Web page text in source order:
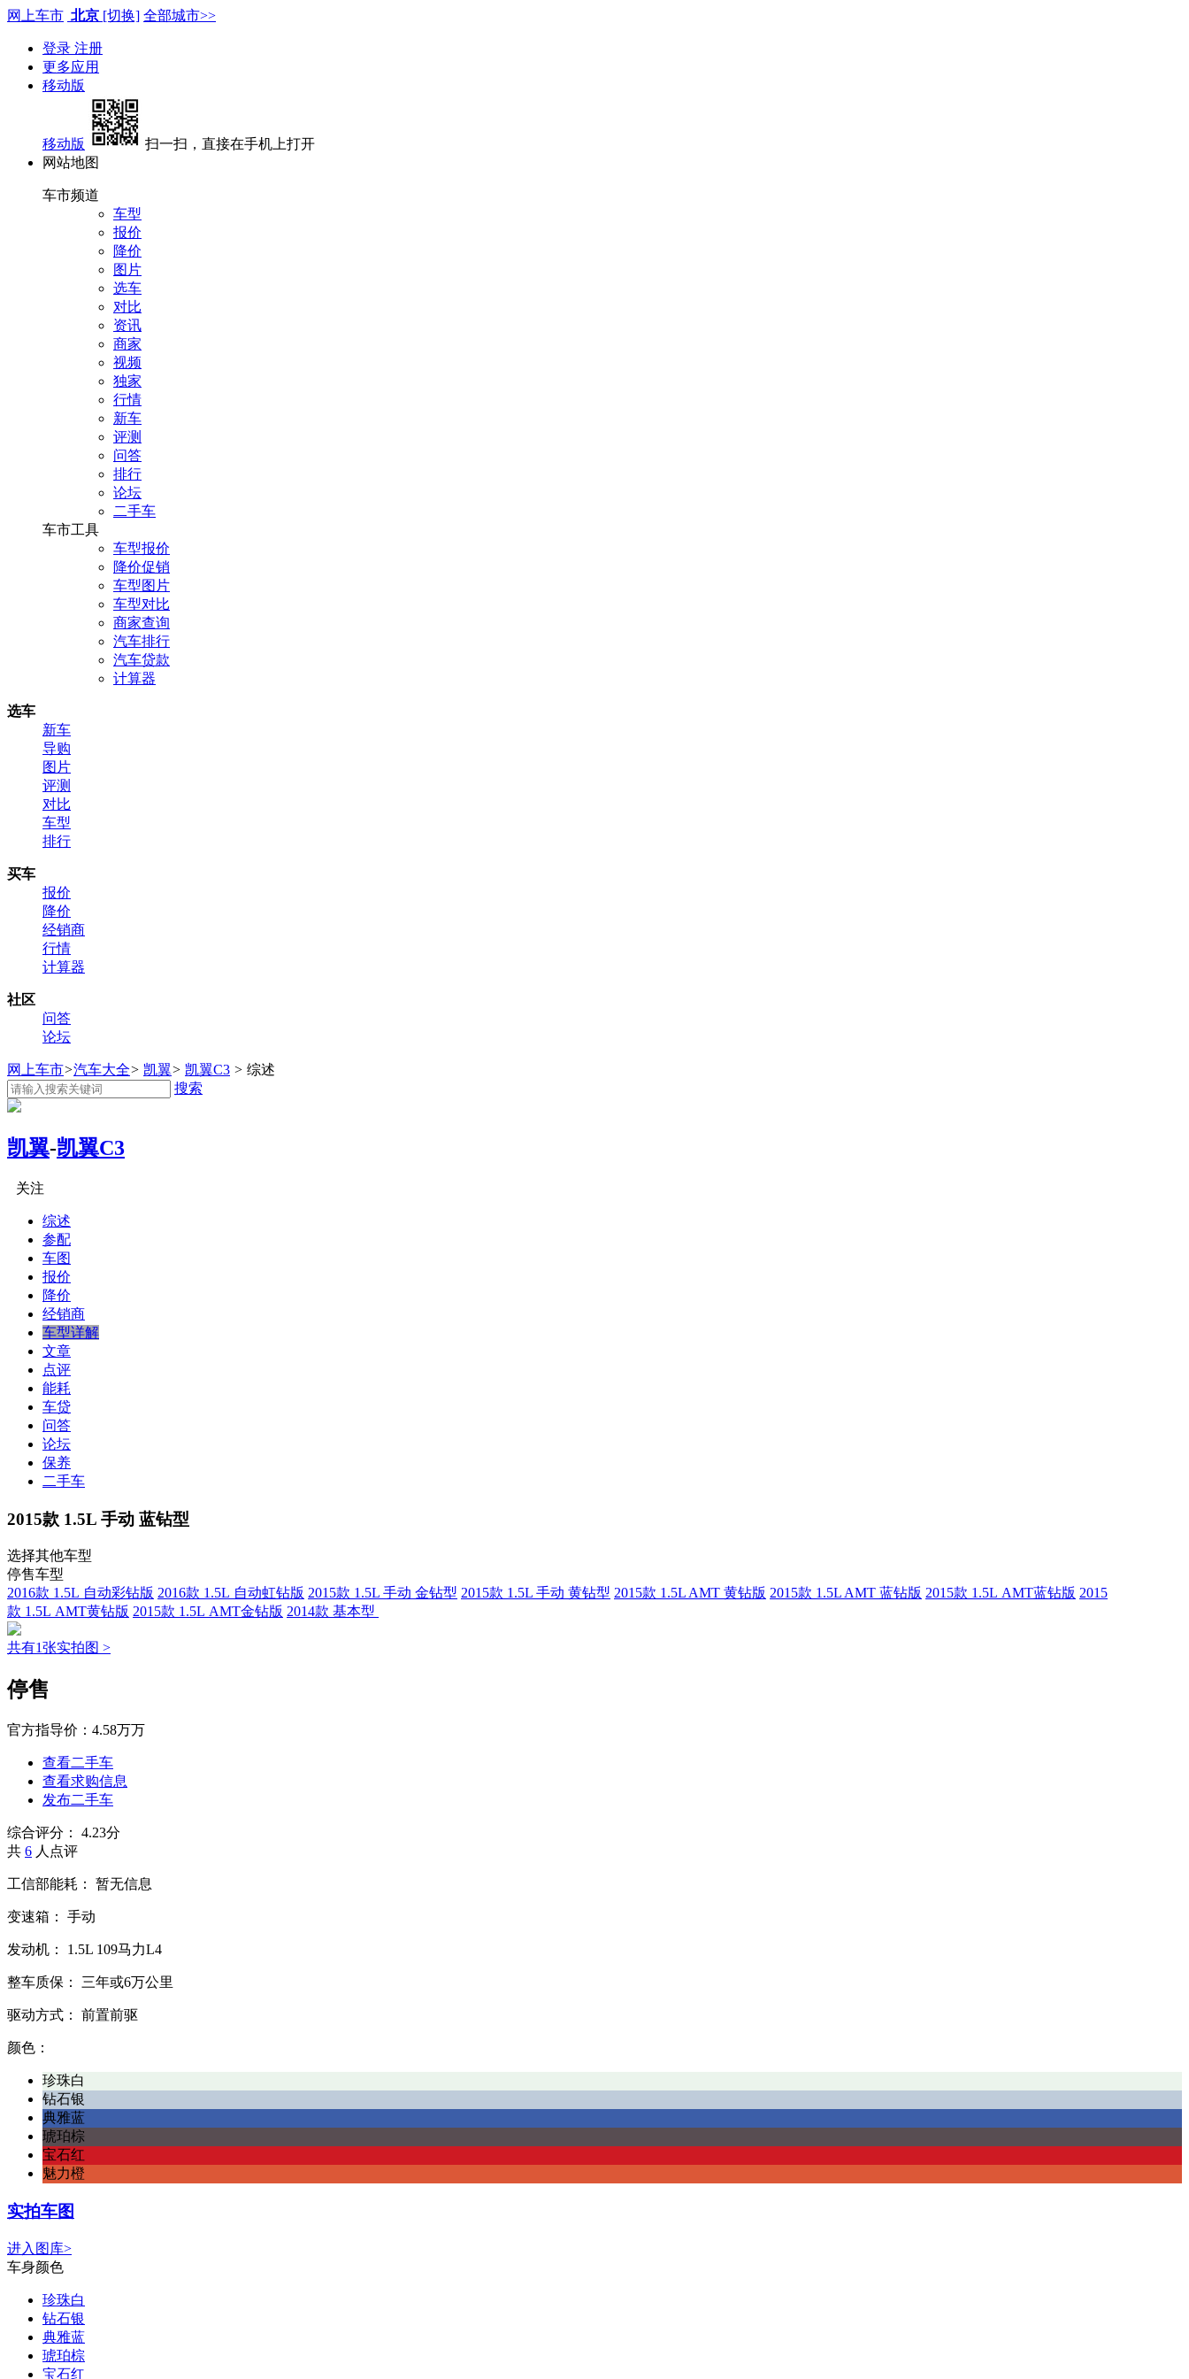
网上车市 北京 [切换] 全部城市>>
登录 注册
更多应用
移动版
移动版
扫一扫，直接在手机上打开
网站地图
车市频道
车型
报价
降价
图片
选车
对比
资讯
商家
视频
独家
行情
新车
评测
问答
排行
论坛
二手车
车市工具
车型报价
降价促销
车型图片
车型对比
商家查询
汽车排行
汽车贷款
计算器
选车
新车
导购
图片
评测
对比
车型
排行
买车
报价
降价
经销商
行情
计算器
社区
问答
论坛
网上车市>汽车大全> 凯翼> 凯翼C3 > 综述
搜索
凯翼-凯翼C3
关注
综述
参配
车图
报价
降价
经销商
车型详解
文章
点评
能耗
车贷
问答
论坛
保养
二手车
2015款 1.5L 手动 蓝钻型
选择其他车型
停售车型
2016款 1.5L 自动彩钻版 2016款 1.5L 自动虹钻版 2015款 1.5L 手动 金钻型 2015款 1.5L 手动 黄钻型 2015款 1.5L AMT 黄钻版 2015款 1.5L AMT 蓝钻版 2015款 1.5L AMT蓝钻版 2015
款 1.5L AMT黄钻版 2015款 1.5L AMT金钻版 2014款 基本型
共有1张实拍图 >
停售
官方指导价： 4.58万万
查看二手车
查看求购信息
发布二手车
综合评分：
4.23分
共 6 人点评
工信部能耗： 暂无信息
变速箱： 手动
发动机： 1.5L 109马力L4
整车质保： 三年或6万公里
驱动方式： 前置前驱
颜色：
珍珠白
钻石银
典雅蓝
琥珀棕
宝石红
魅力橙
实拍车图
进入图库>
车身颜色
珍珠白
钻石银
典雅蓝
琥珀棕
宝石红